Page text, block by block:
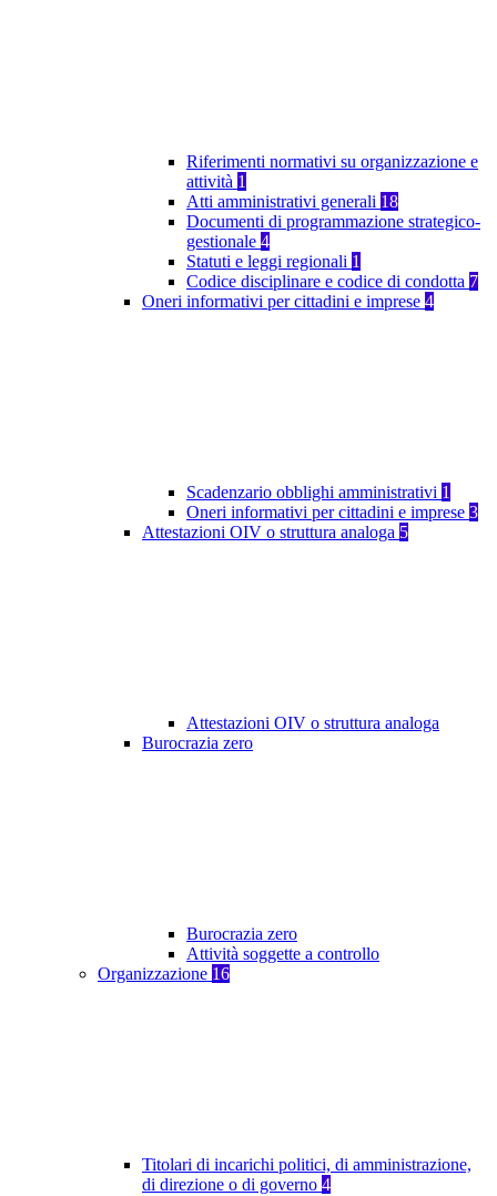
Riferimenti normativi su organizzazione e
attività 1
Atti amministrativi generali 18
Documenti di programmazione strategico-
gestionale 4
Statuti e leggi regionali 1
Codice disciplinare e codice di condotta 7
Oneri informativi per cittadini e imprese 4
Scadenzario obblighi amministrativi 1
Oneri informativi per cittadini e imprese 3
Attestazioni OIV o struttura analoga 5
Attestazioni OIV o struttura analoga
Burocrazia zero
Burocrazia zero
Attività soggette a controllo
Organizzazione 16
Titolari di incarichi politici, di amministrazione,
di direzione o di governo 4